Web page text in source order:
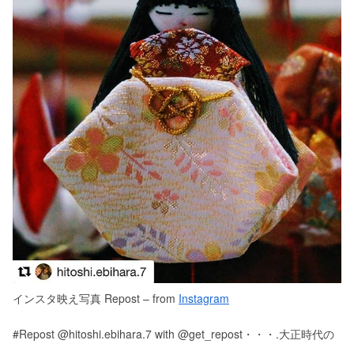
インスタ映え写真 Repost – from Instagram
#Repost @hitoshi.ebihara.7 with @get_repost・・・.大正時代の